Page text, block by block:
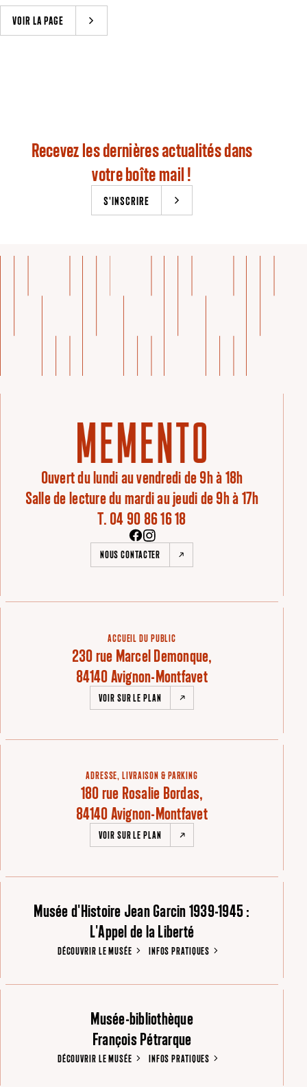
VOIR LA PAGE
Recevez les dernières actualités dans
votre boîte mail !
S'INSCRIRE
Ouvert du lundi au vendredi de 9h à 18h
Salle de lecture du mardi au jeudi de 9h à 17h
T. 04 90 86 16 18
NOUS CONTACTER
ACCUEIL DU PUBLIC
230 rue Marcel Demonque,
84140 Avignon-Montfavet
VOIR SUR LE PLAN
ADRESSE, LIVRAISON & PARKING
180 rue Rosalie Bordas,
84140 Avignon-Montfavet
VOIR SUR LE PLAN
Musée d'Histoire Jean Garcin 1939-1945 :
L'Appel de la Liberté
DÉCOUVRIR LE MUSÉE INFOS PRATIQUES
Musée-bibliothèque
François Pétrarque
DÉCOUVRIR LE MUSÉE INFOS PRATIQUES